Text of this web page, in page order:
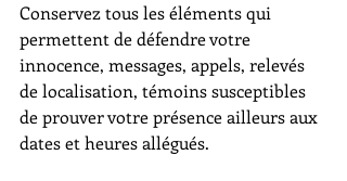
Conservez tous les éléments qui
permettent de défendre votre
innocence, messages, appels, relevés
de localisation, témoins susceptibles
de prouver votre présence ailleurs aux
dates et heures allégués.